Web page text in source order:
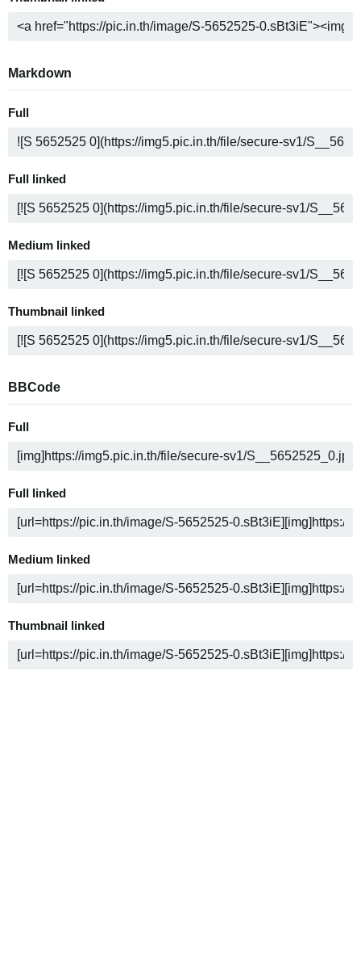
Markdown
Full
Full linked
Medium linked
Thumbnail linked
BBCode
Full
Full linked
Medium linked
Thumbnail linked